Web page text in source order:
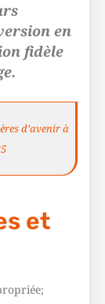
en
fidèle
d’avenir à
et